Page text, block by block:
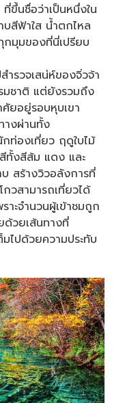
ขึ้นชื่อว่าเป็นหนึ่งใน
บสีฟ้าใส น้ำตกไหล
มุมของที่นี่เปรียบ
ำรวจเสน่ห์ของจิ่วจ้า
มชาติ แต่ยังรวมถึง
ยอยู่รอบหุบเขา
างผ่านทั้ง
ท่องเที่ยว ฤดูใบไม้
ทั้งสีส้ม แดง และ
สร้างวิวอลังการที่
วสามารถเที่ยวได้
ะจำนวนผู้เข้าชมถูก
ด้วยเส้นทางที่
ไปด้วยความประทับ